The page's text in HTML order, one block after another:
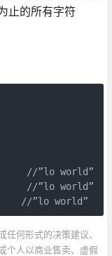
止的所有字符
//”lo world”
//”lo world”
//”lo world”
何形式的决策建议、
个人以商业售卖、虚假